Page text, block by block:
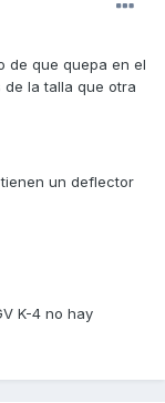
de que quepa en el
la talla que otra
un deflector
K-4 no hay